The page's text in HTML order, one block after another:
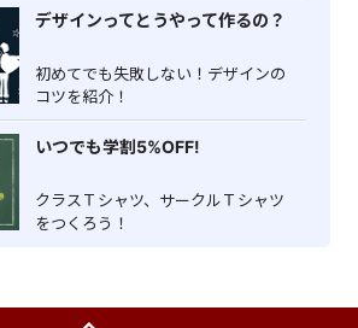
デザインってとうやって作るの？
初めてでも失敗しない！デザインの
コツを紹介！
いつでも学割5%OFF!
クラスＴシャツ、サークルＴシャツ
をつくろう！